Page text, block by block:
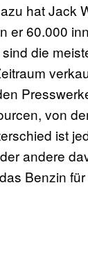
hat Jack
er 60.000
die
von
ist
andere
Benzin